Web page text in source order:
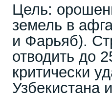
Цель:
земель в
и Фарьяб).
отводить до
критически
Узбекистана